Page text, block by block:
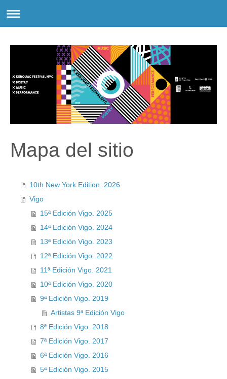
Mapa del sitio
10th New York Edition. 2026
Vigo
15ª Edición Vigo. 2025
14ª Edición Vigo. 2024
13ª Edición Vigo. 2023
12ª Edición Vigo. 2022
11ª Edición Vigo. 2021
10ª Edición Vigo. 2020
9ª Edición Vigo. 2019
Artistas 9ª Edición Vigo
8ª Edición Vigo. 2018
7ª Edición Vigo. 2017
6ª Edición Vigo. 2016
5ª Edición Vigo. 2015